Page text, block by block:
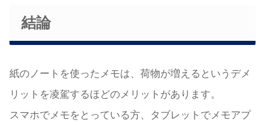
結論
紙のノートを使ったメモは、荷物が増えるというデメ
リットを凌駕するほどのメリットがあります。
スマホでメモをとっている方、タブレットでメモアプ